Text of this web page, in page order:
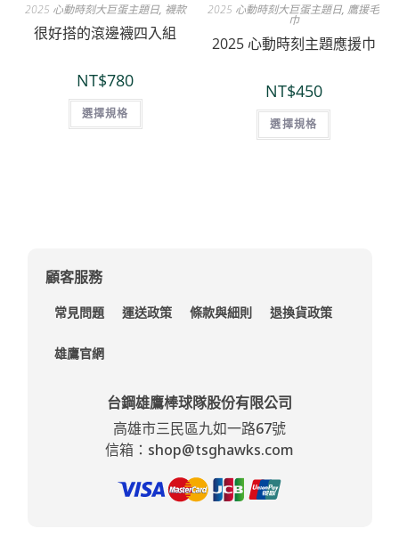
2025 心動時刻大巨蛋主題日, 襪款
很好搭的滾邊襪四入組
NT$780
選擇規格
2025 心動時刻大巨蛋主題日, 鷹援毛
巾
2025 心動時刻主題應援巾
NT$450
選擇規格
顧客服務
常見問題 運送政策 條款與細則 退換貨政策
雄鷹官網
台鋼雄鷹棒球隊股份有限公司
高雄市三民區九如一路67號
信箱：shop@tsghawks.com